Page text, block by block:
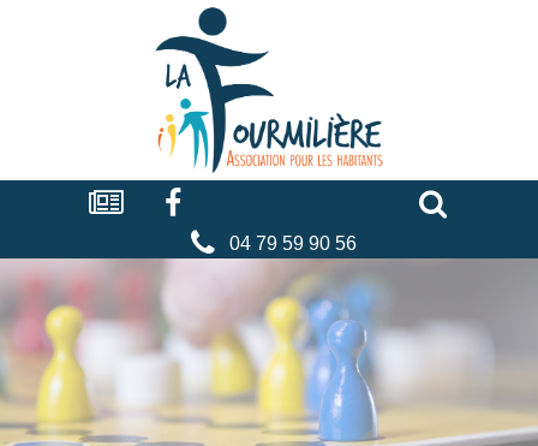
La
fourmilière
Actualités Facebook
04 79 59 90 56
Cookies management panel